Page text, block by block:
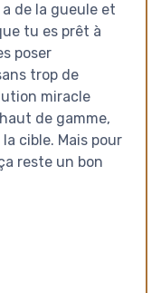
de la gueule et
tu es prêt à
poser
trop de
miracle
de gamme,
cible. Mais pour
reste un bon